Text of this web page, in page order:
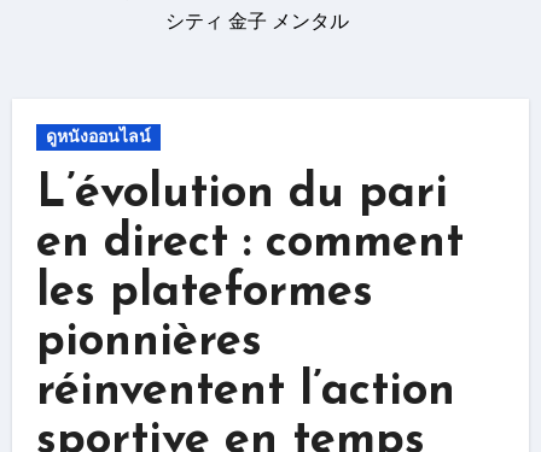
シティ 金子 メンタル
ดูหนังออนไลน์
L’évolution du pari
en direct : comment
les plateformes
pionnières
réinventent l’action
sportive en temps